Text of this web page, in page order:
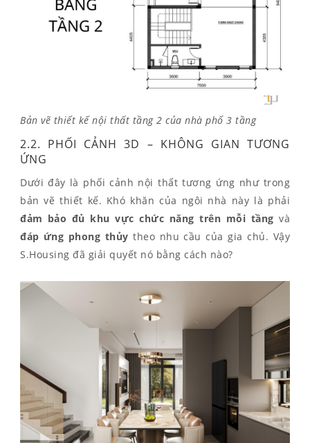
Bản vẽ thiết kế nội thất tầng 2 của nhà phố 3 tầng
2.2. PHỐI CẢNH 3D – KHÔNG GIAN TƯƠNG
ỨNG
Dưới đây là phối cảnh nội thất tương ứng như trong
bản vẽ thiết kế. Khó khăn của ngôi nhà này là phải
đảm bảo đủ khu vực chức năng trên mỗi tầng và
đáp ứng phong thủy theo nhu cầu của gia chủ. Vậy
S.Housing đã giải quyết nó bằng cách nào?